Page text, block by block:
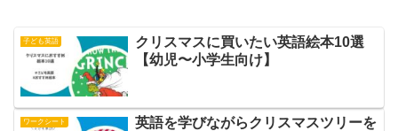
子ども英語
クリスマスに買いたい英語絵本10選
【幼児〜小学生向け】
ワークシート
英語を学びながらクリスマスツリーを